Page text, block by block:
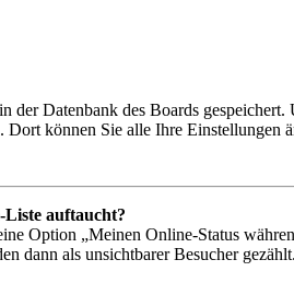
der Datenbank des Boards
können Sie alle Ihre Einstellungen
Liste auftaucht?
Option „Meinen Online-Status
dann als unsichtbarer Besucher gezählt.